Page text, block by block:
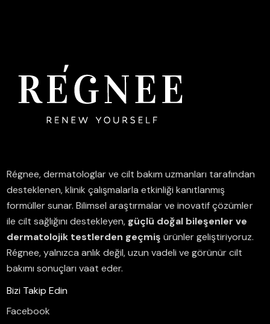
Régnee, dermatologlar ve cilt bakım uzmanları tarafından
desteklenen, klinik çalışmalarla etkinliği kanıtlanmış
formüller sunar.Bilimsel araştırmalar ve inovatif çözümler
ile cilt sağlığını destekleyen, güçlü doğal bileşenler ve
dermatolojik testlerden geçmiş ürünler geliştiriyoruz.
Régnee, yalnızca anlık değil, uzun vadeli ve görünür cilt
bakımı sonuçları vaat eder.
Bizi Takip Edin
Facebook